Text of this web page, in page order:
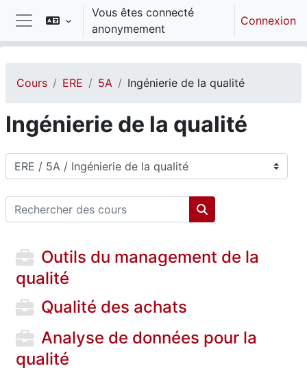
Passer au contenu principal
Panneau latéral
Vous êtes connecté
anonymement
Connexion
Cours ERE 5A Ingénierie de la qualité
Ingénierie de la qualité
Catégories de cours
Rechercher des cours
Rechercher des
Outils du management de la
qualité
Qualité des achats
Analyse de données pour la
qualité